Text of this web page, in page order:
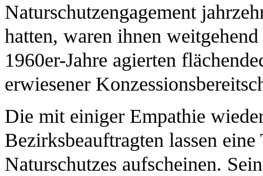
Naturschutzengagement
hatten, waren ihnen
1960er-Jahre agierten
erwiesener
Die mit einiger Empathie
Bezirksbeauftragten lassen
Naturschutzes aufscheinen.